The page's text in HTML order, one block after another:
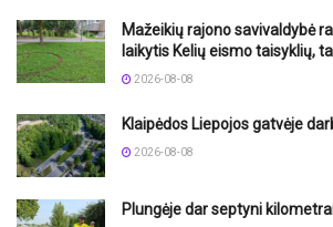
Mažeikių rajono savivaldybė
laikytis Kelių eismo taisyklių,
2026-08-08
Klaipėdos Liepojos gatvėje
2026-08-08
Plungėje dar septyni